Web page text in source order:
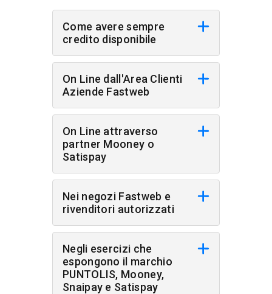
Come avere sempre
credito disponibile
On Line dall'Area Clienti
Aziende Fastweb
On Line attraverso
partner Mooney o
Satispay
Nei negozi Fastweb e
rivenditori autorizzati
Negli esercizi che
espongono il marchio
PUNTOLIS, Mooney,
Snaipay e Satispay